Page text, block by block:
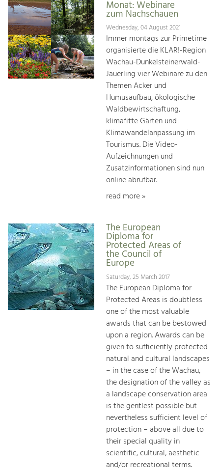
Monat: Webinare
zum Nachschauen
Wednesday, 04 August 2021
Immer montags zur Primetime
organisierte die KLAR!-Region
Wachau-Dunkelsteinerwald-
Jauerling vier Webinare zu den
Themen Acker und
Humusaufbau, ökologische
Waldbewirtschaftung,
klimafitte Gärten und
Klimawandelanpassung im
Tourismus. Die Video-
Aufzeichnungen und
Zusatzinformationen sind nun
online abrufbar.
read more »
The European
Diploma for
Protected Areas of
the Council of
Europe
Saturday, 25 March 2017
The European Diploma for
Protected Areas is doubtless
one of the most valuable
awards that can be bestowed
upon a region. Awards can be
given to sufficiently protected
natural and cultural landscapes
– in the case of the Wachau,
the designation of the valley as
a landscape conservation area
is the gentlest possible but
nevertheless sufficient level of
protection – above all due to
their special quality in
scientific, cultural, aesthetic
and/or recreational terms.